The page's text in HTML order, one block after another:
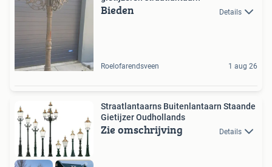
Bieden Details
Roelofarendsveen 1 aug 26
Straatlantaarns Buitenlantaarn Staande
Gietijzer Oudhollands
Zie omschrijving Details